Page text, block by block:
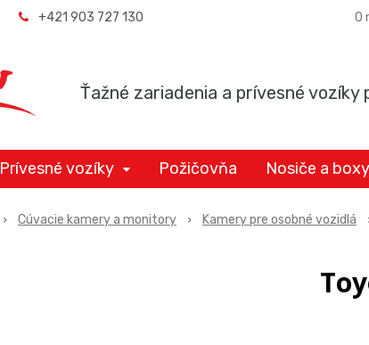
Ťažné zariadenia a prívesné vozíky
+421 903 727 130 O
Prívesné vozíky Požičovňa Nosiče a boxy
Cúvacie kamery a monitory Kamery pre osobné vozidlá